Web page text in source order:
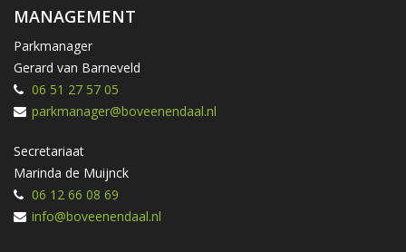
MANAGEMENT
Parkmanager
Gerard van Barneveld
06 51 27 57 05
parkmanager@boveenendaal.nl
Secretariaat
Marinda de Muijnck
06 12 66 08 69
info@boveenendaal.nl